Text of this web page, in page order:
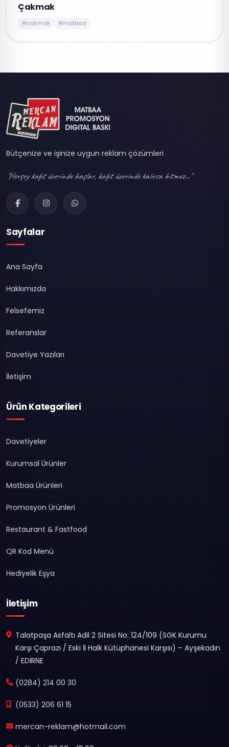
Çakmak
#cakmak #matbaa
Bütçenize ve işinize uygun reklam çözümleri
"Herşey kağıt üzerinde başlar, kağıt üzerinde kalırsa bitmez..."
Sayfalar
Ana Sayfa
Hakkımızda
Felsefemiz
Referanslar
Davetiye Yazıları
İletişim
Ürün Kategorileri
Davetiyeler
Kurumsal Ürünler
Matbaa Ürünleri
Promosyon Ürünleri
Restaurant & Fastfood
QR Kod Menü
Hediyelik Eşya
İletişim
Talatpaşa Asfaltı Adil 2 Sitesi No: 124/109 (SGK Kurumu
Karşı Çaprazı / Eski İl Halk Kütüphanesi Karşısı) – Ayşekadın
/ EDİRNE
(0284) 214 00 30
(0533) 206 61 15
mercan-reklam@hotmail.com